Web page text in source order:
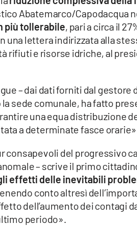
Abatemarco/Capodacqua
più tollerabile, pari a circa il
una lettera indirizzata alla
rifiuti e risorse idriche, al
– dai dati forniti dal
sede comunale, ha fatto
una equa distribuzione
a determinate fasce
consapevoli del progressivo
– scrive il primo
effetti delle inevitabili
conto altresì
dell’aumento dei contagi
periodo».